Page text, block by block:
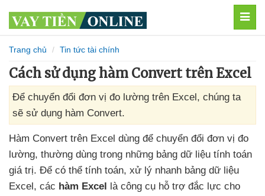
Trang chủ Tin tức tài chính
Cách sử dụng hàm Convert trên Excel
Để chuyển đổi đơn vị đo lường trên Excel, chúng ta
sẽ sử dụng hàm Convert.
Hàm Convert trên Excel dùng để chuyển đổi đơn vị đo
lường, thường dùng trong những bảng dữ liệu tính toán
giá trị. Để có thể tính toán, xử lý nhanh bảng dữ liệu
Excel, các hàm Excel là công cụ hỗ trợ đắc lực cho